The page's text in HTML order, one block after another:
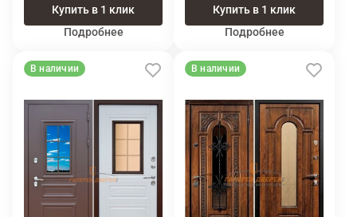
Купить в 1 клик
Подробнее
Купить в 1 клик
Подробнее
В наличии В наличии